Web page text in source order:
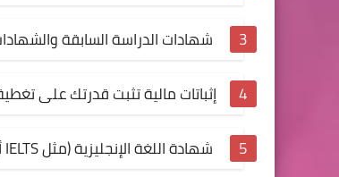
شهادات الدراسة السابقة
إثباتات مالية تثبت قدرتك على
شهادة اللغة الإنجليزية (مثل IELTS أو TOEFL) إذا كانت مطلوبة.